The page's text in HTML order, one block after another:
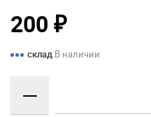
200 ₽
склад В наличии
—